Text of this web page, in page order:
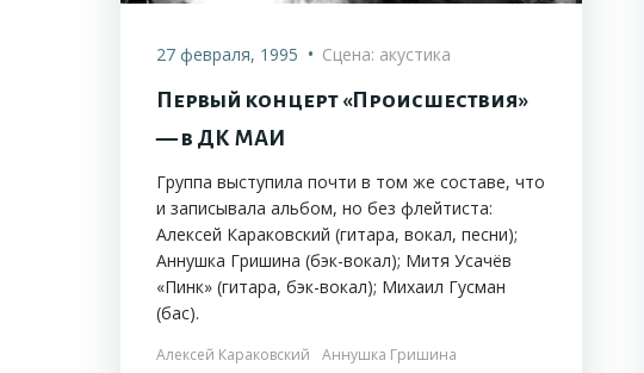
27 февраля, 1995 • Сцена: акустика
Первый концерт «Происшествия»
— в ДК МАИ
Группа выступила почти в том же составе, что
и записывала альбом, но без флейтиста:
Алексей Караковский (гитара, вокал, песни);
Аннушка Гришина (бэк-вокал); Митя Усачёв
«Пинк» (гитара, бэк-вокал); Михаил Гусман
(бас).
Алексей Караковский
Аннушка Гришина